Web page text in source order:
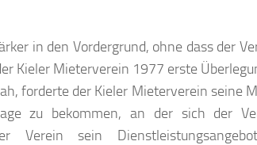
in den Vordergrund, ohne dass der
Kieler Mieterverein 1977 erste
forderte der Kieler Mieterverein seine
zu bekommen, an der sich der
sein